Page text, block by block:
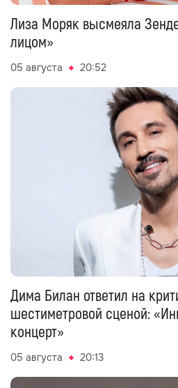
Лиза Моряк высмеяла
лицом»
05 августа 20:52
Дима Билан ответил на
шестиметровой сценой:
концерт»
05 августа 20:13